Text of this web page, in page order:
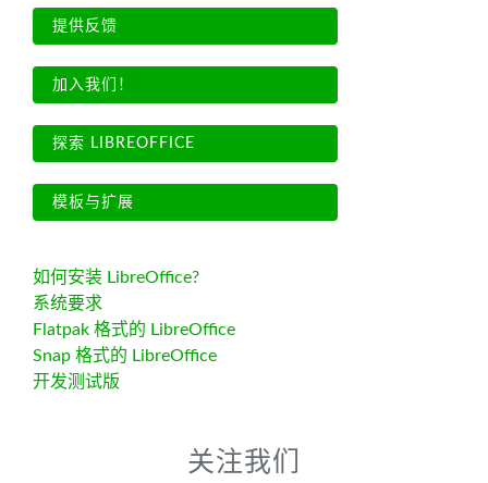
提供反馈
加入我们！
探索 LIBREOFFICE
模板与扩展
如何安装 LibreOffice?
系统要求
Flatpak 格式的 LibreOffice
Snap 格式的 LibreOffice
开发测试版
关注我们